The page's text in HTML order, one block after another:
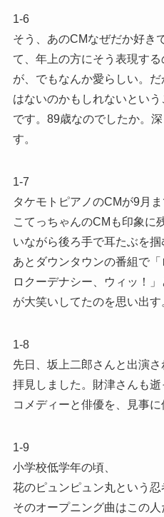
1-6
そう、あのCMなぜだか好き
て、年上の方にそう表現す
が、でもなんか愛らしい。
はないのかもしれないとい
です。89歳なのでしたか。
す。
1-7
タケモトピアノのCMが9月ま
こてっちゃんのCMも印象に
いながら後ろ手で耳たぶを掴
あとダウンタウンの番組で「
ロクーデナシー、ウィッ！
が大笑いしてたのを思い出す
1-8
先日、坂上二郎さんと出演
拝見しました。財津さんも逝
コメディーと俳優を、見事に
1-9
小学校低学年の頃、
花のピュンピュン丸という忍
そのオープニング曲はこの人